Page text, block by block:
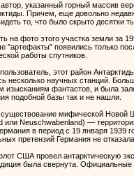
автор, указанный горный массив
Причем, еще довольно
то, что было скрыто десятки
на фото этого участка земли за
"артефакты" появились только
работы спутников.
этот район
несколько научных станций.
изысканиям фантастов, и была
подобной базы так и не нашли.
мифической Новой
или Neuschwabenland) —
в период с 19 января 1939
претензий Германия не
США провел антарктическую
была свернута.